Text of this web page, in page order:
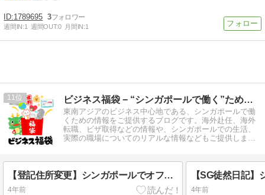
1789695 3
週間IN:1 週間OUT:0 月間IN:1
11 ビジネス福袋 − “シンガポールで働く”ための情報提供ブログ
東南アジアのビジネス中心地である、シンガポールで働
くための情報をご提供するブログです。海外赴任、海外
転職、ビザ取得などの情報や、シンガポールでの生活、
実際の職場についてのリアルな情報などもご提供しま
【登記住所変更】シンガポールでオフィス移転した際の変更手続きについて
4年前 4年前